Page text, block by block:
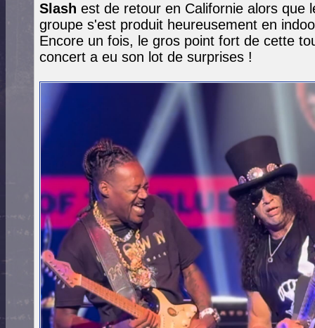
Slash est de retour en Californie alors que
groupe s'est produit heureusement en
Encore un fois, le gros point fort de cette
concert a eu son lot de surprises !